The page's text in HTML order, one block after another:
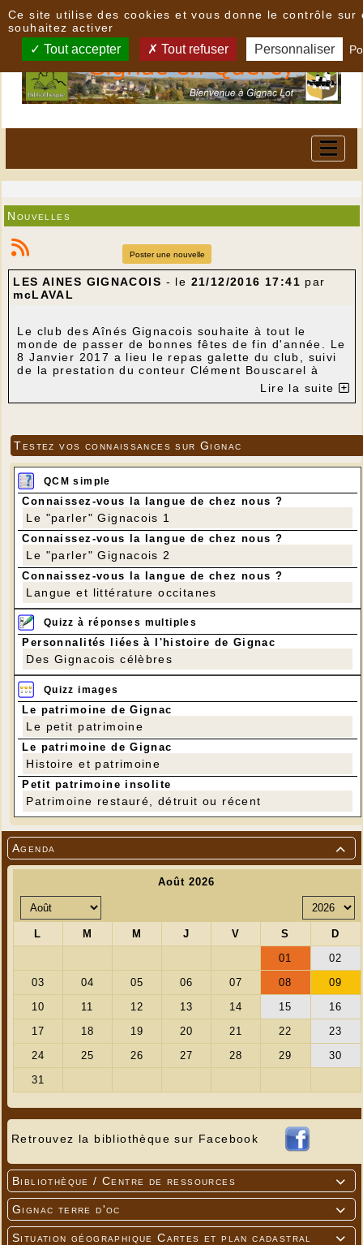

Agenda
Retrouvez la bibliothèque sur Facebook

Bibliothèque / Centre de ressources

Gignac terre d'oc

Situation géographique Cartes et plan cadastral
Nouvelles
Poster une nouvelle
LES AINES GIGNACOIS - le 21/12/2016 17:41 par
mcLAVAL
Le club des Aînés Gignacois souhaite à tout le
monde de passer de bonnes fêtes de fin d'année. Le
8 Janvier 2017 a lieu le repas galette du club, suivi
de la prestation du conteur Clément Bouscarel à
partir de 15 heures. Cette animation est ouverte à
tout public à partir de 14 heures 30.
pas au repas : 5 euros
Venez nombreux pour passer un bon moment de
détente.
Lire la suite
Testez vos connaissances sur Gignac
QCM simple
Connaissez-vous la langue de chez nous ?
Le "parler" Gignacois 1
Connaissez-vous la langue de chez nous ?
Le "parler" Gignacois 2
Connaissez-vous la langue de chez nous ?
Langue et littérature occitanes
Quizz à réponses multiples
Personnalités liées à l'histoire de Gignac
Des Gignacois célèbres
Quizz images
Le patrimoine de Gignac
Le petit patrimoine
Le patrimoine de Gignac
Histoire et patrimoine
Petit patrimoine insolite
Patrimoine restauré, détruit ou récent
Ce site utilise des cookies et vous donne le contrôle sur
souhaitez activer
Tout accepter Tout refuser Personnaliser